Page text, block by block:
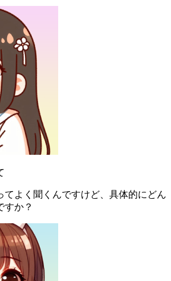
てよく聞くんですけど、具体的にどん
すか？